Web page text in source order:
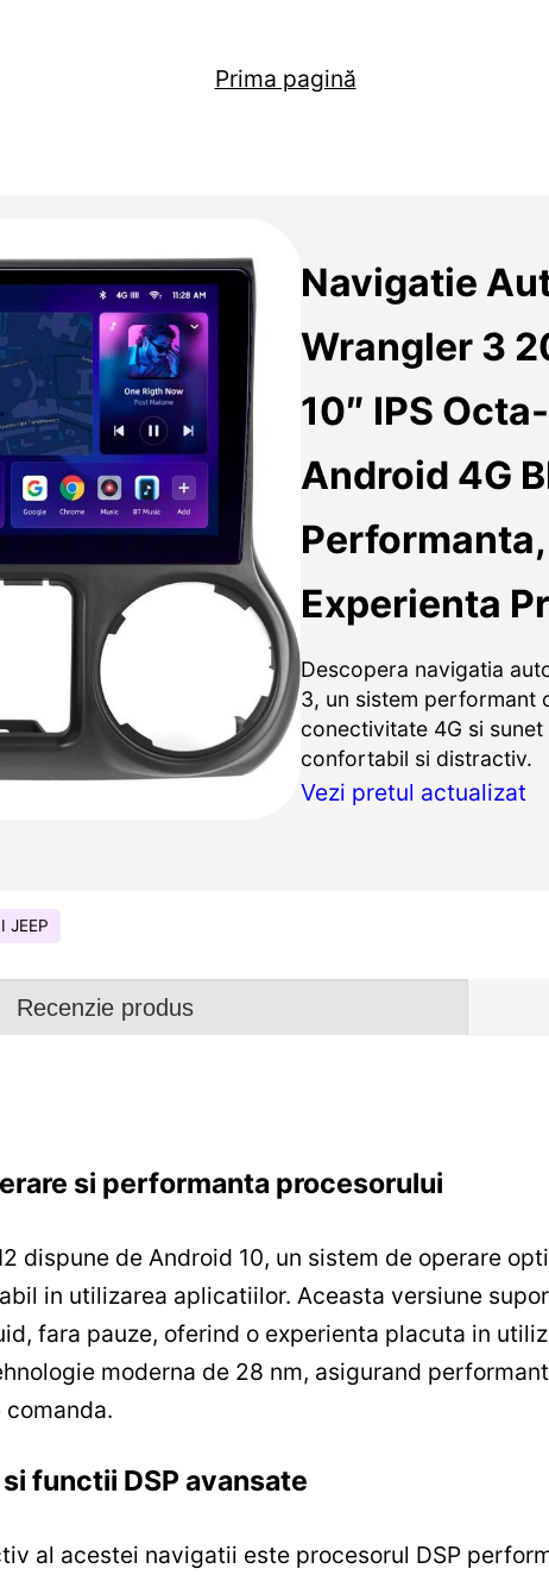
Prima pagină
Navigatie
Wrangler 3
10″ IPS
Android 4G
Experienta
Descopera navigatia
3, un sistem performant
conectivitate 4G si
confortabil si distractiv.
Vezi pretul actualizat
JEEP
Recenzie produs
si performanta procesorului
dispune de Android 10, un sistem de operare
in utilizarea aplicatiilor. Aceasta versiune
fara pauze, oferind o experienta placuta in
moderna de 28 nm, asigurand
functii DSP avansate
al acestei navigatii este procesorul DSP